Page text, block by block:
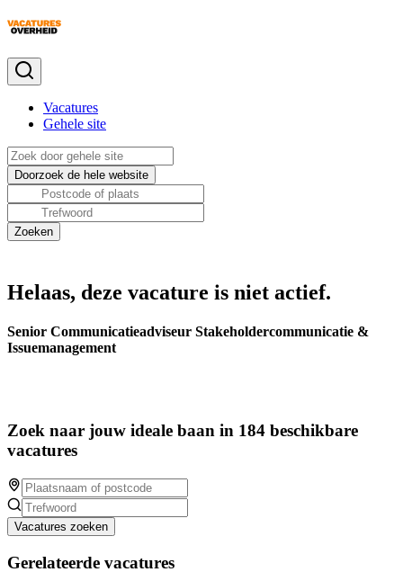
Vacatures
Gehele site
Helaas, deze vacature is niet actief.
Senior Communicatieadviseur Stakeholdercommunicatie &
Issuemanagement
Zoek naar jouw ideale baan in 184 beschikbare
vacatures
Vacatures zoeken
Gerelateerde vacatures